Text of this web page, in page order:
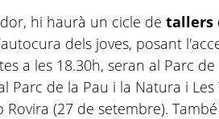
hi haurà un cicle detallers
dels joves, posant
a les 18.30h, seran al Parc
Parc de la Pau i la Natura i
Rovira (27 de setembre).